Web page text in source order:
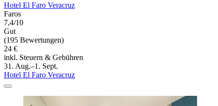
Hotel El Faro Veracruz
Faros
7,4/10
Gut
(195 Bewertungen)
24 €
inkl. Steuern & Gebühren
31. Aug.–1. Sept.
Hotel El Faro Veracruz